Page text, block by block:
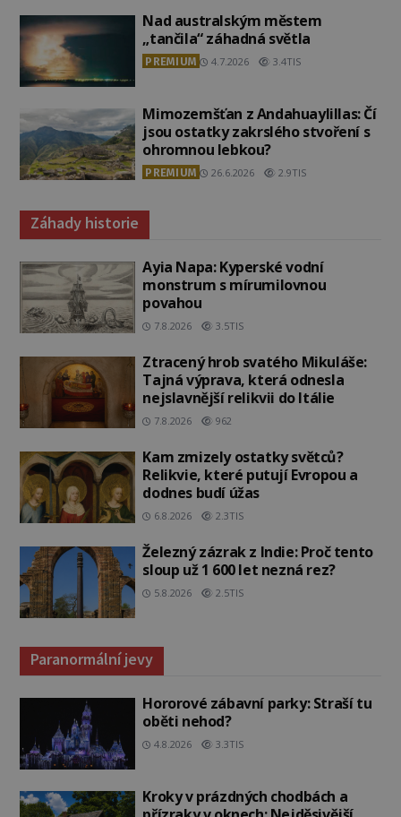
Nad australským městem
„tančila“ záhadná světla
PREMIUM 4.7.2026 3.4TIS
Mimozemšťan z Andahuaylillas: Čí
jsou ostatky zakrslého stvoření s
ohromnou lebkou?
PREMIUM 26.6.2026 2.9TIS
Záhady historie
Ayia Napa: Kyperské vodní
monstrum s mírumilovnou
povahou
7.8.2026 3.5TIS
Ztracený hrob svatého Mikuláše:
Tajná výprava, která odnesla
nejslavnější relikvii do Itálie
7.8.2026 962
Kam zmizely ostatky světců?
Relikvie, které putují Evropou a
dodnes budí úžas
6.8.2026 2.3TIS
Železný zázrak z Indie: Proč tento
sloup už 1 600 let nezná rez?
5.8.2026 2.5TIS
Paranormální jevy
Hororové zábavní parky: Straší tu
oběti nehod?
4.8.2026 3.3TIS
Kroky v prázdných chodbách a